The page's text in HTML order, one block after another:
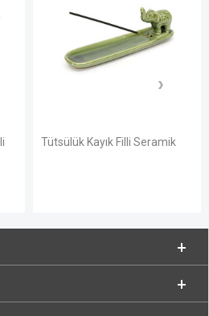
Tütsülük Kayık Filli Seramik